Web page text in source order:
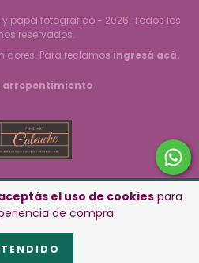
el uso de cookies para
de compra.
papel fotográfico - 2026. Todos los
reservados.
Para reclamos ingresá acá.
arrepentimiento